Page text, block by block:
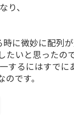
、
に微妙に配列
いと思ったので
するにはすでに
です。